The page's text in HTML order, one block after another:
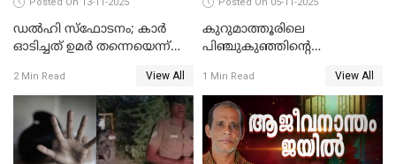
Posted On 13-11-2025
ഡല്‍ഹി സ്‌ഫോടനം; കാര്‍
ഓടിച്ചത് ഉമര്‍ തന്നെയെന്ന്
പരിശോധനാഫലം
2 Min Read View All
Posted On 05-11-2025
കുറുമാത്തൂരിലെ
പിഞ്ചുകുഞ്ഞിന്റെ
അറസ്റ്റില്‍
1 Min Read View All